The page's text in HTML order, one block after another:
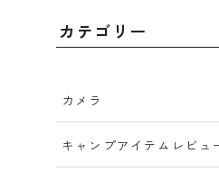
カテゴリー
カメラ
キャンプアイテムレビュ